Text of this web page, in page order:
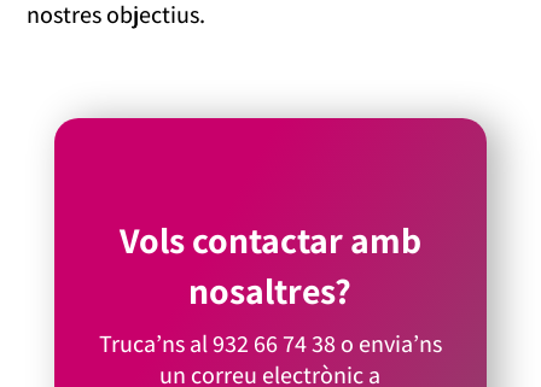
nostres objectius.
Vols contactar amb
nosaltres?
Truca’ns al932 66 74 38o envia’ns
un correu electrònic a